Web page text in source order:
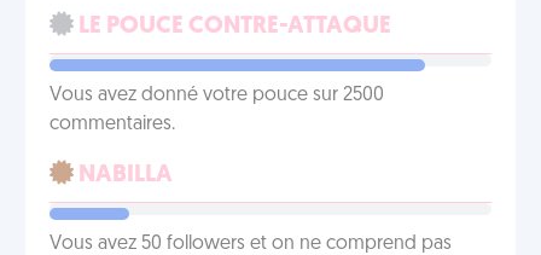
LE POUCE CONTRE-ATTAQUE
Vous avez donné votre pouce sur 2500
commentaires.
NABILLA
Vous avez 50 followers et on ne comprend pas